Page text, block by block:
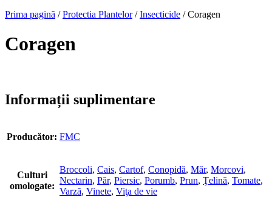
Prima pagină /Protectia Plantelor/Insecticide / Coragen
Coragen
Informații suplimentare
Producător: FMC
Culturi
omologate:
Broccoli, Cais, Cartof, Conopidă, Măr, Morcovi,
Nectarin, Păr, Piersic, Porumb, Prun, Ţelină, Tomate,
Varză, Vinete, Viţa de vie